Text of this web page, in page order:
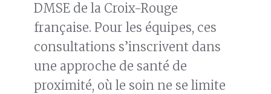
DMSE de la Croix-Rouge
française. Pour les équipes, ces
consultations s’inscrivent dans
une approche de santé de
proximité, où le soin ne se limite